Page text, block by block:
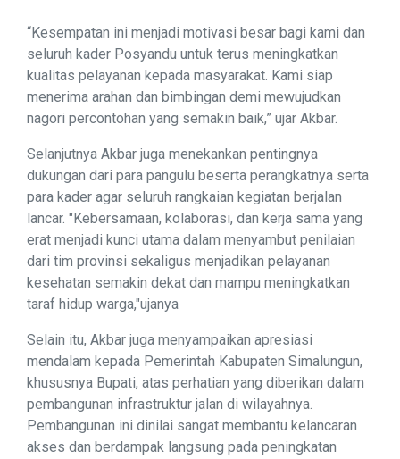
“Kesempatan ini menjadi motivasi besar bagi kami dan
seluruh kader Posyandu untuk terus meningkatkan
kualitas pelayanan kepada masyarakat. Kami siap
menerima arahan dan bimbingan demi mewujudkan
nagori percontohan yang semakin baik,” ujar Akbar.
Selanjutnya Akbar juga menekankan pentingnya
dukungan dari para pangulu beserta perangkatnya serta
para kader agar seluruh rangkaian kegiatan berjalan
lancar. "Kebersamaan, kolaborasi, dan kerja sama yang
erat menjadi kunci utama dalam menyambut penilaian
dari tim provinsi sekaligus menjadikan pelayanan
kesehatan semakin dekat dan mampu meningkatkan
taraf hidup warga,"ujanya
Selain itu, Akbar juga menyampaikan apresiasi
mendalam kepada Pemerintah Kabupaten Simalungun,
khususnya Bupati, atas perhatian yang diberikan dalam
pembangunan infrastruktur jalan di wilayahnya.
Pembangunan ini dinilai sangat membantu kelancaran
akses dan berdampak langsung pada peningkatan